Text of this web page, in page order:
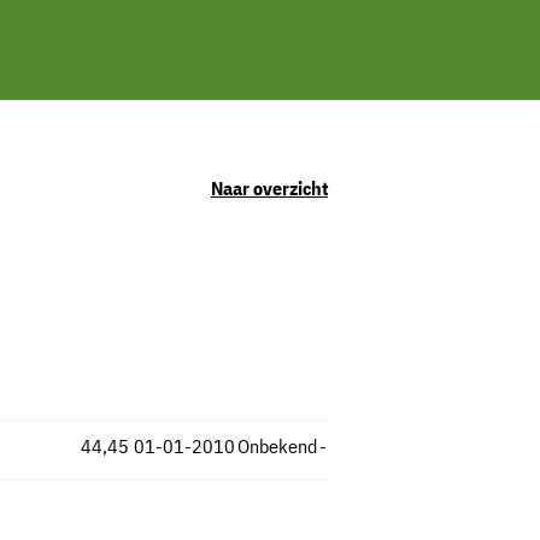
Naar overzicht
Onbekend
44,45 -
01-01-2010